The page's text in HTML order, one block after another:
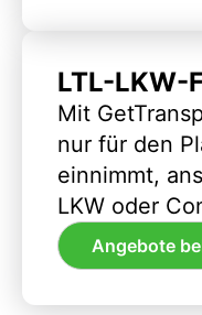
LTL-LKW-
Mit
nur für den
einnimmt,
LKW oder
Angebote